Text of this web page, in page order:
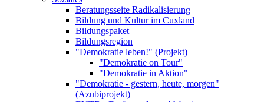
Beratungsseite Radikalisierung
Bildung und Kultur im Cuxland
Bildungspaket
Bildungsregion
"Demokratie leben!" (Projekt)
"Demokratie on Tour"
"Demokratie in Aktion"
"Demokratie - gestern, heute, morgen"
(Azubiprojekt)